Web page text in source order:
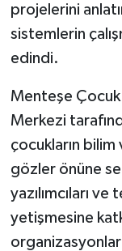
projelerini
sistemlerin
edindi.
Menteşe Çocuk
Merkezi
çocukların bilim
gözler önüne
yazılımcıları
yetişmesine